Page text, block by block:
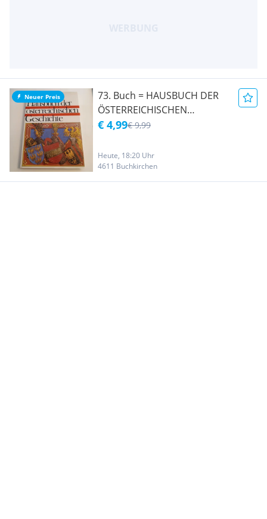
Neuer Preis
73. Buch = HAUSBUCH DER
ÖSTERREICHISCHEN
GESCHICHTE von Heinz
€ 4,99€ 9,99
Heute, 18:20 Uhr
4611 Buchkirchen